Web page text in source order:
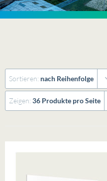
Sortieren: nach Reihenfolge
Zeigen: 36 Produkte pro Seite